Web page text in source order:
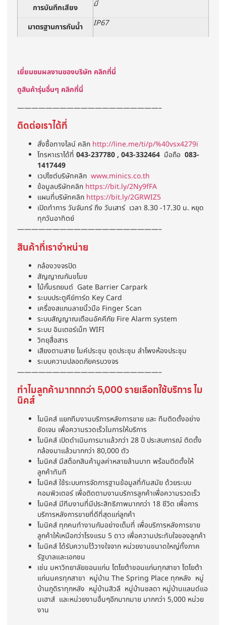
การบันทึกเสียง มี
มาตรฐานการกันน้ำ IP67
เยี่ยมชมผลงานของบริษัท คลิกที่นี่
ดูสินค้ารุ่นอื่นๆ คลิกที่นี่
————————————————————–
ติดต่อเราได้ที่
สั่งซื้อทางไลน์ คลิก http://line.me/ti/p/%40vsx4279i
โทรหาเราได้ที่ 043-237780 , 043-332464 มือถือ 083-
1417449
เวปไซต์บริษัทคลิก www.minics.co.th
ข้อมูลบริษัทคลิก https://bit.ly/2Ny9fFA
แผนที่บริษัทคลิก https://bit.ly/2GRWIZ5
เปิดทำการ วันจันทร์ ถึง วันเสาร์ เวลา 8.30 -17.30 น. หยุด
ทุกวันอาทิตย์
————————————————————–
สินค้าที่เราจำหน่าย
กล้องวงจรปิด
สัญญาณกันขโมย
ไม้กั้นรถยนต์ Gate Barrier Carpark
ระบบประตูคีย์การ์ด Key Card
เครื่องสแกนลายนิ้วมือ Finger Scan
ระบบสัญญาณเตือนอัคคีภัย Fire Alarm system
ระบบ อินเตอร์เน็ท WIFI
วิทยุสื่อสาร
เสียงตามสาย ไมค์ประชุม ชุดประชุม ลำโพงห้องประชุม
ระบบความปลอดภัยครบวงจร
————————————————————–
ทำไมลูกค้ามากกกว่า 5,000 รายเลือกใช้บริการ ไม
นิคส์
ไมนิคส์ แยกทีมงานบริการหลังการขาย และ ทีมติดตั้งอย่าง
ชัดเจน เพื่อความรวดเร็วในการให้บริการ
ไมนิคส์ เปิดดำเนินการมาแล้วกว่า 28 ปี ประสบการณ์ ติดตั้ง
กล้องมาแล้วมากกว่า 80,000 ตัว
ไมนิคส์ มีสต็อกสินค้ามูลค่าหลายล้านบาท พร้อมติดตั้งให้
ลูกค้าทันที
ไมนิคส์ ใช้ระบบการจัดการฐานข้อมูลที่ทันสมัย ด้วยระบบ
คอมพิวเตอร์ เพื่อติดตามงานบริการลูกค้าเพื่อความรวดเร็ว
ไมนิคส์ มีทีมงานที่มีประสิทธิภาพมากกว่า 18 ชีวิต เพื่อการ
บริการหลังการขายที่ดีที่สุดแก่ลูกค้า
ไมนิคส์ ทุกคนทำงานกันอย่างเต็มที่ เพื่อบริการหลังการขาย
ลูกค้าให้เหนือกว่าโรงแรม 5 ดาว เพื่อความประทับใจของลูกค้า
ไมนิคส์ ได้รับความไว้วางใจจาก หน่วยงานขนาดใหญ่ทั้งภาค
รัฐบาลและเอกชน
เช่น มหาวิทยาลัยขอนแก่น โตโยต้าขอนแก่นทุกสาขา โตโยต้า
แก่นนครทุกสาขา หมู่บ้าน The Spring Place ทุกหลัง หมู่
บ้านภูดิราทุกหลัง หมู่บ้านสิวลี หมู่บ้านชลดา หมู่บ้านแลนด์แอ
นเฮาส์ และหน่วยงานอื่นๆอีกมากมาย มากกว่า 5,000 หน่วย
งาน